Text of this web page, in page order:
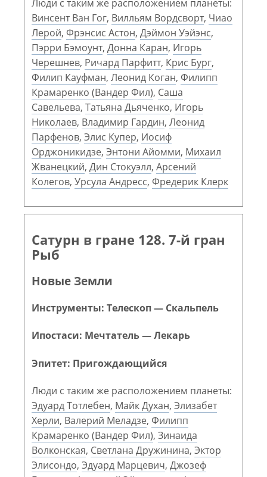
Люди с таким же расположением планеты:
Винсент Ван Гог, Вилльям Вордсворт, Чиао
Лерой, Фрэнсис Астон, Дэймон Уэйэнс,
Пэрри Бэмоунт, Донна Каран, Игорь
Черешнев, Ричард Парфитт, Крис Бург,
Филип Кауфман, Леонид Коган, Филипп
Крамаренко (Вандер Фил), Саша
Савельева, Татьяна Дьяченко, Игорь
Николаев, Владимир Гардин, Леонид
Парфенов, Элис Купер, Иосиф
Орджоникидзе, Энтони Айомми, Михаил
Жванецкий, Дин Стокуэлл, Арсений
Колегов, Урсула Андресс, Фредерик Клерк
Сатурн в гране 128. 7-й гран
Рыб
Новые Земли
Инструменты: Телескоп — Скальпель
Ипостаси: Мечтатель — Лекарь
Эпитет: Пригождающийся
Люди с таким же расположением планеты:
Эдуард Тотлебен, Майк Духан, Элизабет
Херли, Валерий Меладзе, Филипп
Крамаренко (Вандер Фил), Зинаида
Волконская, Светлана Дружинина, Эктор
Элисондо, Эдуард Марцевич, Джозеф